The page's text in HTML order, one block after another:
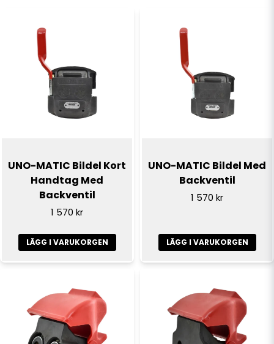
Namn
E-postadress
Skicka fråga
UNO-MATIC Bildel Kort
Handtag Med
Backventil
1 570 kr
LÄGG I VARUKORGEN
UNO-MATIC Bildel Med
Backventil
1 570 kr
LÄGG I VARUKORGEN